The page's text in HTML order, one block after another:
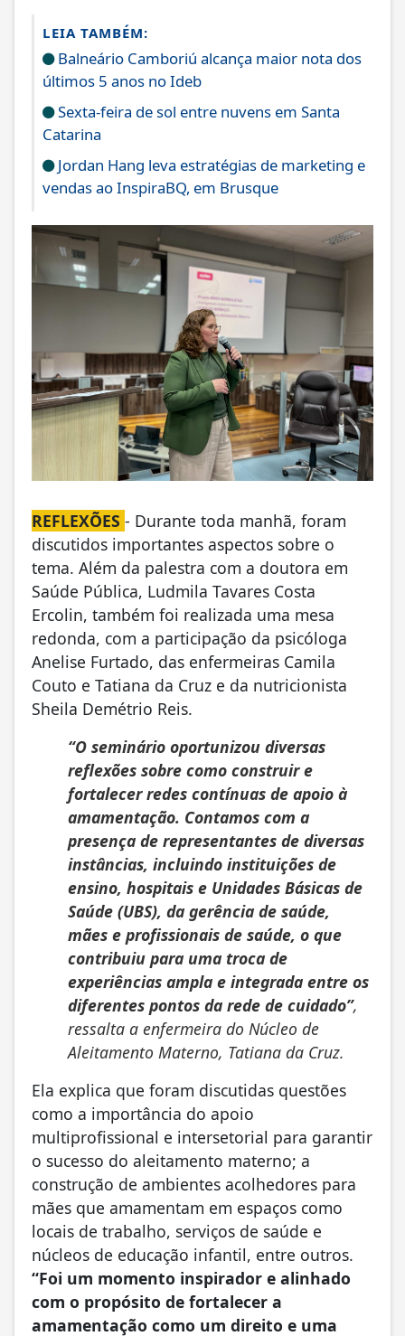
LEIA TAMBÉM:
Balneário Camboriú alcança maior nota dos
últimos 5 anos no Ideb
Sexta-feira de sol entre nuvens em Santa
Catarina
Jordan Hang leva estratégias de marketing e
vendas ao InspiraBQ, em Brusque
REFLEXÕES - Durante toda manhã, foram
discutidos importantes aspectos sobre o
tema. Além da palestra com a doutora em
Saúde Pública, Ludmila Tavares Costa
Ercolin, também foi realizada uma mesa
redonda, com a participação da psicóloga
Anelise Furtado, das enfermeiras Camila
Couto e Tatiana da Cruz e da nutricionista
Sheila Demétrio Reis.
“O seminário oportunizou diversas
reflexões sobre como construir e
fortalecer redes contínuas de apoio à
amamentação. Contamos com a
presença de representantes de diversas
instâncias, incluindo instituições de
ensino, hospitais e Unidades Básicas de
Saúde (UBS), da gerência de saúde,
mães e profissionais de saúde, o que
contribuiu para uma troca de
experiências ampla e integrada entre os
diferentes pontos da rede de cuidado”,
ressalta a enfermeira do Núcleo de
Aleitamento Materno, Tatiana da Cruz.
Ela explica que foram discutidas questões
como a importância do apoio
multiprofissional e intersetorial para garantir
o sucesso do aleitamento materno; a
construção de ambientes acolhedores para
mães que amamentam em espaços como
locais de trabalho, serviços de saúde e
núcleos de educação infantil, entre outros.
“Foi um momento inspirador e alinhado
com o propósito de fortalecer a
amamentação como um direito e uma